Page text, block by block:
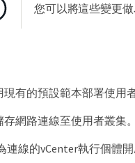
您可以將這些變更
現有的預設範本部署使用者
存網路連線至使用者叢集。
連線的vCenter執行個體開